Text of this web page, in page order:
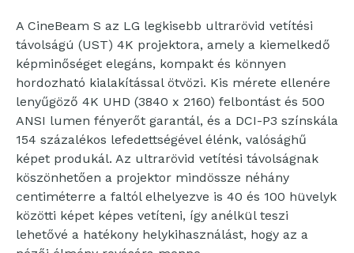
A CineBeam S az LG legkisebb ultrarövid vetítési
távolságú (UST) 4K projektora, amely a kiemelkedő
képminőséget elegáns, kompakt és könnyen
hordozható kialakítással ötvözi. Kis mérete ellenére
lenyűgöző 4K UHD (3840 x 2160) felbontást és 500
ANSI lumen fényerőt garantál, és a DCI-P3 színskála
154 százalékos lefedettségével élénk, valósághű
képet produkál. Az ultrarövid vetítési távolságnak
köszönhetően a projektor mindössze néhány
centiméterre a faltól elhelyezve is 40 és 100 hüvelyk
közötti képet képes vetíteni, így anélkül teszi
lehetővé a hatékony helykihasználást, hogy az a